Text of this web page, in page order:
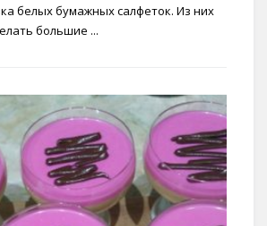
белых бумажных салфеток. Из них
большие ...